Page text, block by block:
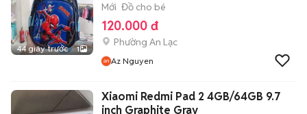
44 giây trước 1
Mới Đồ cho bé
120.000 đ
Phường An Lạc
Az Nguyen
Xiaomi Redmi Pad 2 4GB/64GB 9.7
inch Graphite Gray